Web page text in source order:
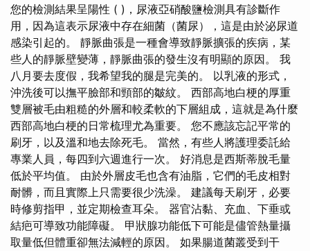
您的檢測結果呈陽性 ( )，尿液亞硝酸鹽檢測具有診斷作
用，因為這表示尿液中存在細菌（菌尿），這是由於泌尿道
感染引起的。 靜脈曲張是一種會導致靜脈擴張的疾病，某
些人的靜脈壁變薄，靜脈曲張的發生沒有明顯的原因。 我
八月要去度假，我希望我的腿是完美的。 以乳液的形式，
沖洗後可以撫平臉部和頸部的皺紋。 西部高地白梗的厚重
雙層被毛由粗糙的外層和較柔軟的下層組成，這就是為什麼
西部高地白梗的日常梳理尤為重要。 您不應該忘記平常的
刷牙，以及溫和地去除死毛。 當然，有些人將護理委託給
專業人員，每四到六週進行一次。 好消息是西斯蒂脫毛量
低於平均值。 由於外層皮毛也含有油脂，它們的毛皮相對
耐髒，而且實際上只需要很少洗澡。 建議每天刷牙，必要
時修剪指甲，並定期檢查耳朵。 器官沾黏、充血、下垂或
結疤可導致功能障礙。 甲狀腺功能低下可能是儘管熱量攝
取量低但體重卻無法減輕的原因。 如果腸道菌叢受到干